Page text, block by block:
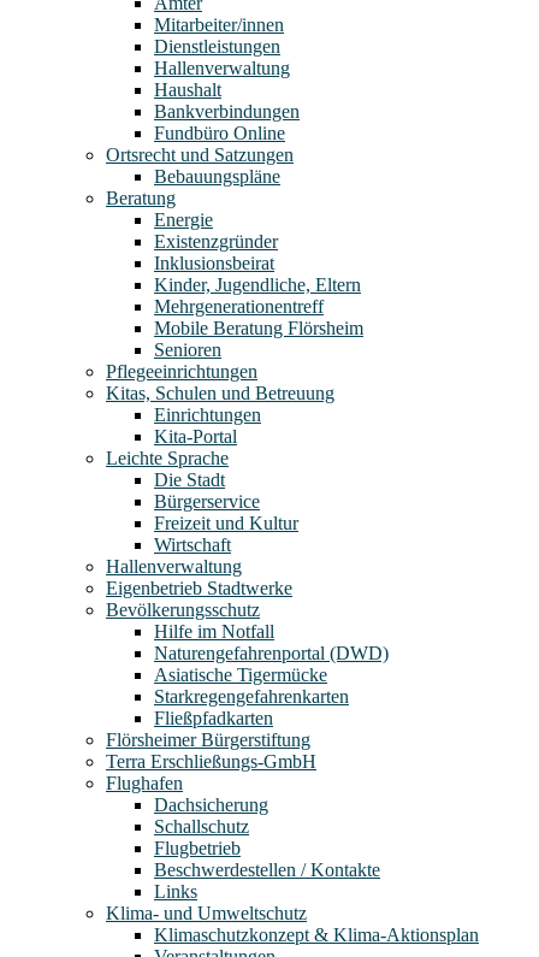
Mitarbeiter/innen
Dienstleistungen
Hallenverwaltung
Haushalt
Bankverbindungen
Fundbüro Online
Ortsrecht und Satzungen
Bebauungspläne
Beratung
Energie
Existenzgründer
Inklusionsbeirat
Kinder, Jugendliche, Eltern
Mehrgenerationentreff
Mobile Beratung Flörsheim
Senioren
Pflegeeinrichtungen
Kitas, Schulen und Betreuung
Einrichtungen
Kita-Portal
Leichte Sprache
Die Stadt
Bürgerservice
Freizeit und Kultur
Wirtschaft
Hallenverwaltung
Eigenbetrieb Stadtwerke
Bevölkerungsschutz
Hilfe im Notfall
Naturengefahrenportal (DWD)
Asiatische Tigermücke
Starkregengefahrenkarten
Fließpfadkarten
Flörsheimer Bürgerstiftung
Terra Erschließungs-GmbH
Flughafen
Dachsicherung
Schallschutz
Flugbetrieb
Beschwerdestellen / Kontakte
Links
Klima- und Umweltschutz
Klimaschutzkonzept & Klima-Aktionsplan